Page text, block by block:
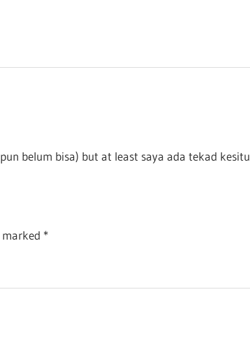
belum bisa) but at least saya ada tekad kesitu
marked *